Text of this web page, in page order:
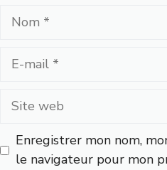
Nom
Site
Enregistrer mon nom,
le navigateur pour mon